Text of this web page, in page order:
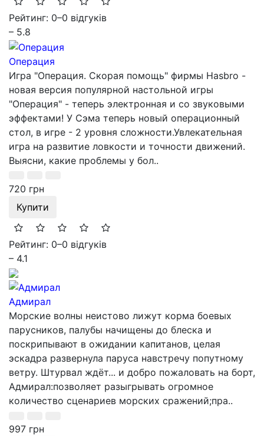
Рейтинг: 0–0 відгуків
– 5.8
Операция
Игра "Операция. Скорая помощь" фирмы Hasbro -
новая версия популярной настольной игры
"Операция" - теперь электронная и со звуковыми
эффектами! У Сэма теперь новый операционный
стол, в игре - 2 уровня сложности.Увлекательная
игра на развитие ловкости и точности движений.
Выясни, какие проблемы у бол..
720 грн
Купити
Рейтинг: 0–0 відгуків
– 4.1
Адмирал
Морские волны неистово лижут корма боевых
парусников, палубы начищены до блеска и
поскрипывают в ожидании капитанов, целая
эскадра развернула паруса навстречу попутному
ветру. Штурвал ждёт... и добро пожаловать на борт,
Адмирал:позволяет разыгрывать огромное
количество сценариев морских сражений;пра..
997 грн